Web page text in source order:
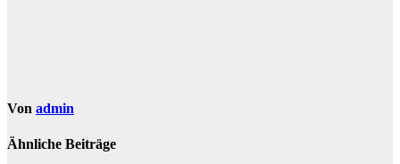
Von admin
Ähnliche Beiträge